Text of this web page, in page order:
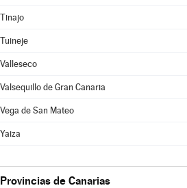
Tinajo
Tuineje
Valleseco
Valsequillo de Gran Canaria
Vega de San Mateo
Yaiza
Provincias de Canarias